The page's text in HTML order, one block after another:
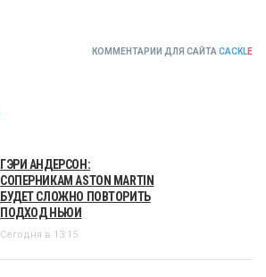
КОММЕНТАРИИ ДЛЯ САЙТА CACKLE
ГЭРИ АНДЕРСОН:
СОПЕРНИКАМ ASTON MARTIN
БУДЕТ СЛОЖНО ПОВТОРИТЬ
ПОДХОД НЬЮИ
Сегодня в 13:15